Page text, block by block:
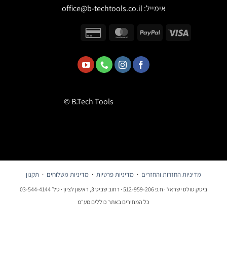
אימייל:office@b-techtools.co.il
© B.Tech Tools
מדיניות החזרות והחזרים ·מדיניות פרטיות·מדיניות משלוחים·תקנון
ביטק טולס ישראל · ח.פ 512-959-206 · רחוב שביט 3, ראשון לציון · טל׳ 03-544-4144
כל המחירים באתר כוללים מע״מ